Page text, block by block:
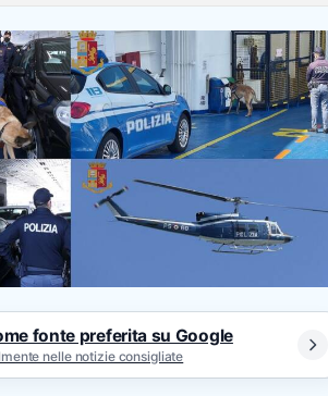
fonte preferita su Google
nelle notizie consigliate